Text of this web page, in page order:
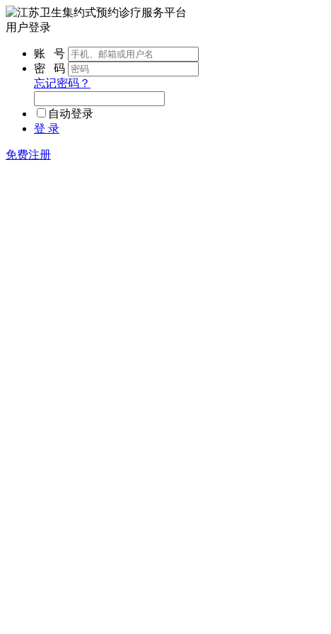
用户登录
账 号
密 码
忘记密码？
自动登录
登 录
免费注册